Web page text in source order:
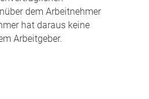
dem Arbeitnehmer
hat daraus keine
Arbeitgeber.